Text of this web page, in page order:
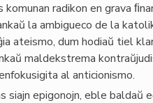
radikon en grava
la ambigueco de la
ateismo, dum hodiaŭ tiel
maldekstrema
al anticionismo.
epigonojn, eble baldaŭ